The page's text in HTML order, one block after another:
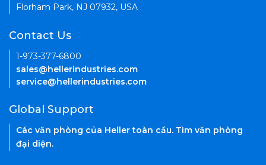
Florham Park, NJ 07932, USA
Contact Us
1-973-377-6800
sales@hellerindustries.com
service@hellerindustries.com
Global Support
Các văn phòng của Heller toàn cầu. Tìm văn phòng
đại diện.